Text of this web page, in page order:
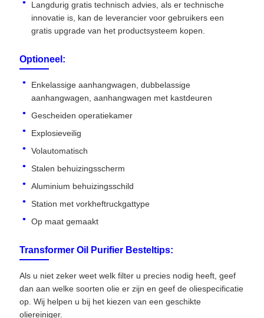
Langdurig gratis technisch advies, als er technische
innovatie is, kan de leverancier voor gebruikers een
gratis upgrade van het productsysteem kopen.
Optioneel:
Enkelassige aanhangwagen, dubbelassige
aanhangwagen, aanhangwagen met kastdeuren
Gescheiden operatiekamer
Explosieveilig
Volautomatisch
Stalen behuizingsscherm
Aluminium behuizingsschild
Station met vorkheftruckgattype
Op maat gemaakt
Transformer Oil Purifier Besteltips:
Als u niet zeker weet welk filter u precies nodig heeft, geef
dan aan welke soorten olie er zijn en geef de oliespecificatie
op. Wij helpen u bij het kiezen van een geschikte
oliereiniger.